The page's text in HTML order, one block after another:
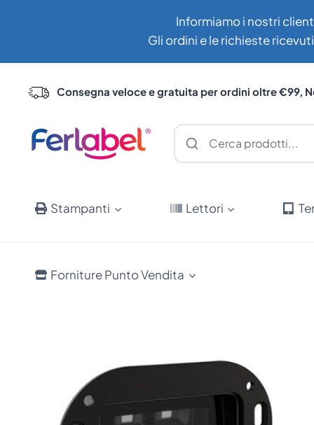
Informiamo i nostri
Gli ordini e le richieste
Consegna veloce e gratuita per ordini oltre €99,
Stampanti Lettori
Forniture Punto Vendita